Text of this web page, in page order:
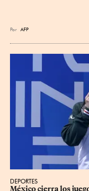
Por AFP
DEPORTES
México cierra los